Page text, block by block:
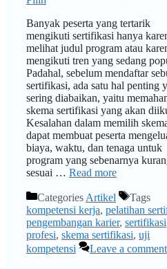
Banyak peserta yang tertarik
mengikuti sertifikasi hanya
melihat judul program atau
mengikuti tren yang sedang
Padahal, sebelum mendaftar
sertifikasi, ada satu hal penting
sering diabaikan, yaitu
skema sertifikasi yang akan
Kesalahan dalam memilih
dapat membuat peserta
biaya, waktu, dan tenaga untuk
program yang sebenarnya
sesuai … Read more
Categories Artikel
Tags
kompetensi kerja, pelatihan
pengembangan karier, sertifikasi
profesi, skema sertifikasi, uji
kompetensi
Leave a comment